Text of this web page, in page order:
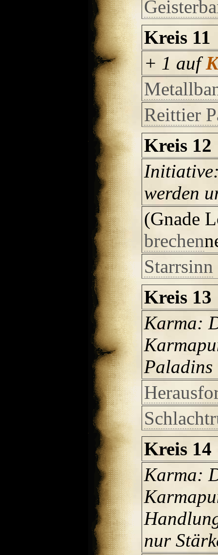
Kreis 11
+ 1 auf
Reittier
Kreis 12
werden
(Gnade
brechen
Starrsinn
Kreis 13
Karma:
Paladins
Kreis 14
Karma:
nur